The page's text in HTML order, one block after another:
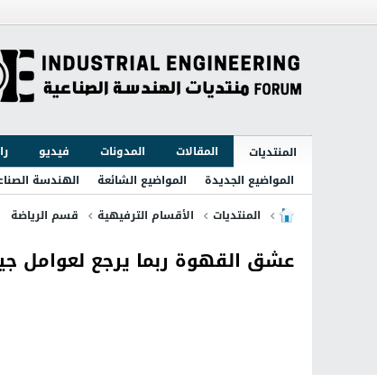
المنتديات المقالات المدونات فيديو
المواضيع الجديدة
المواضيع الشائعة الهندسة
المنتديات
الأقسام الترفيهية قسم الرياضة
عشق القهوة ربما يرجع لعوامل